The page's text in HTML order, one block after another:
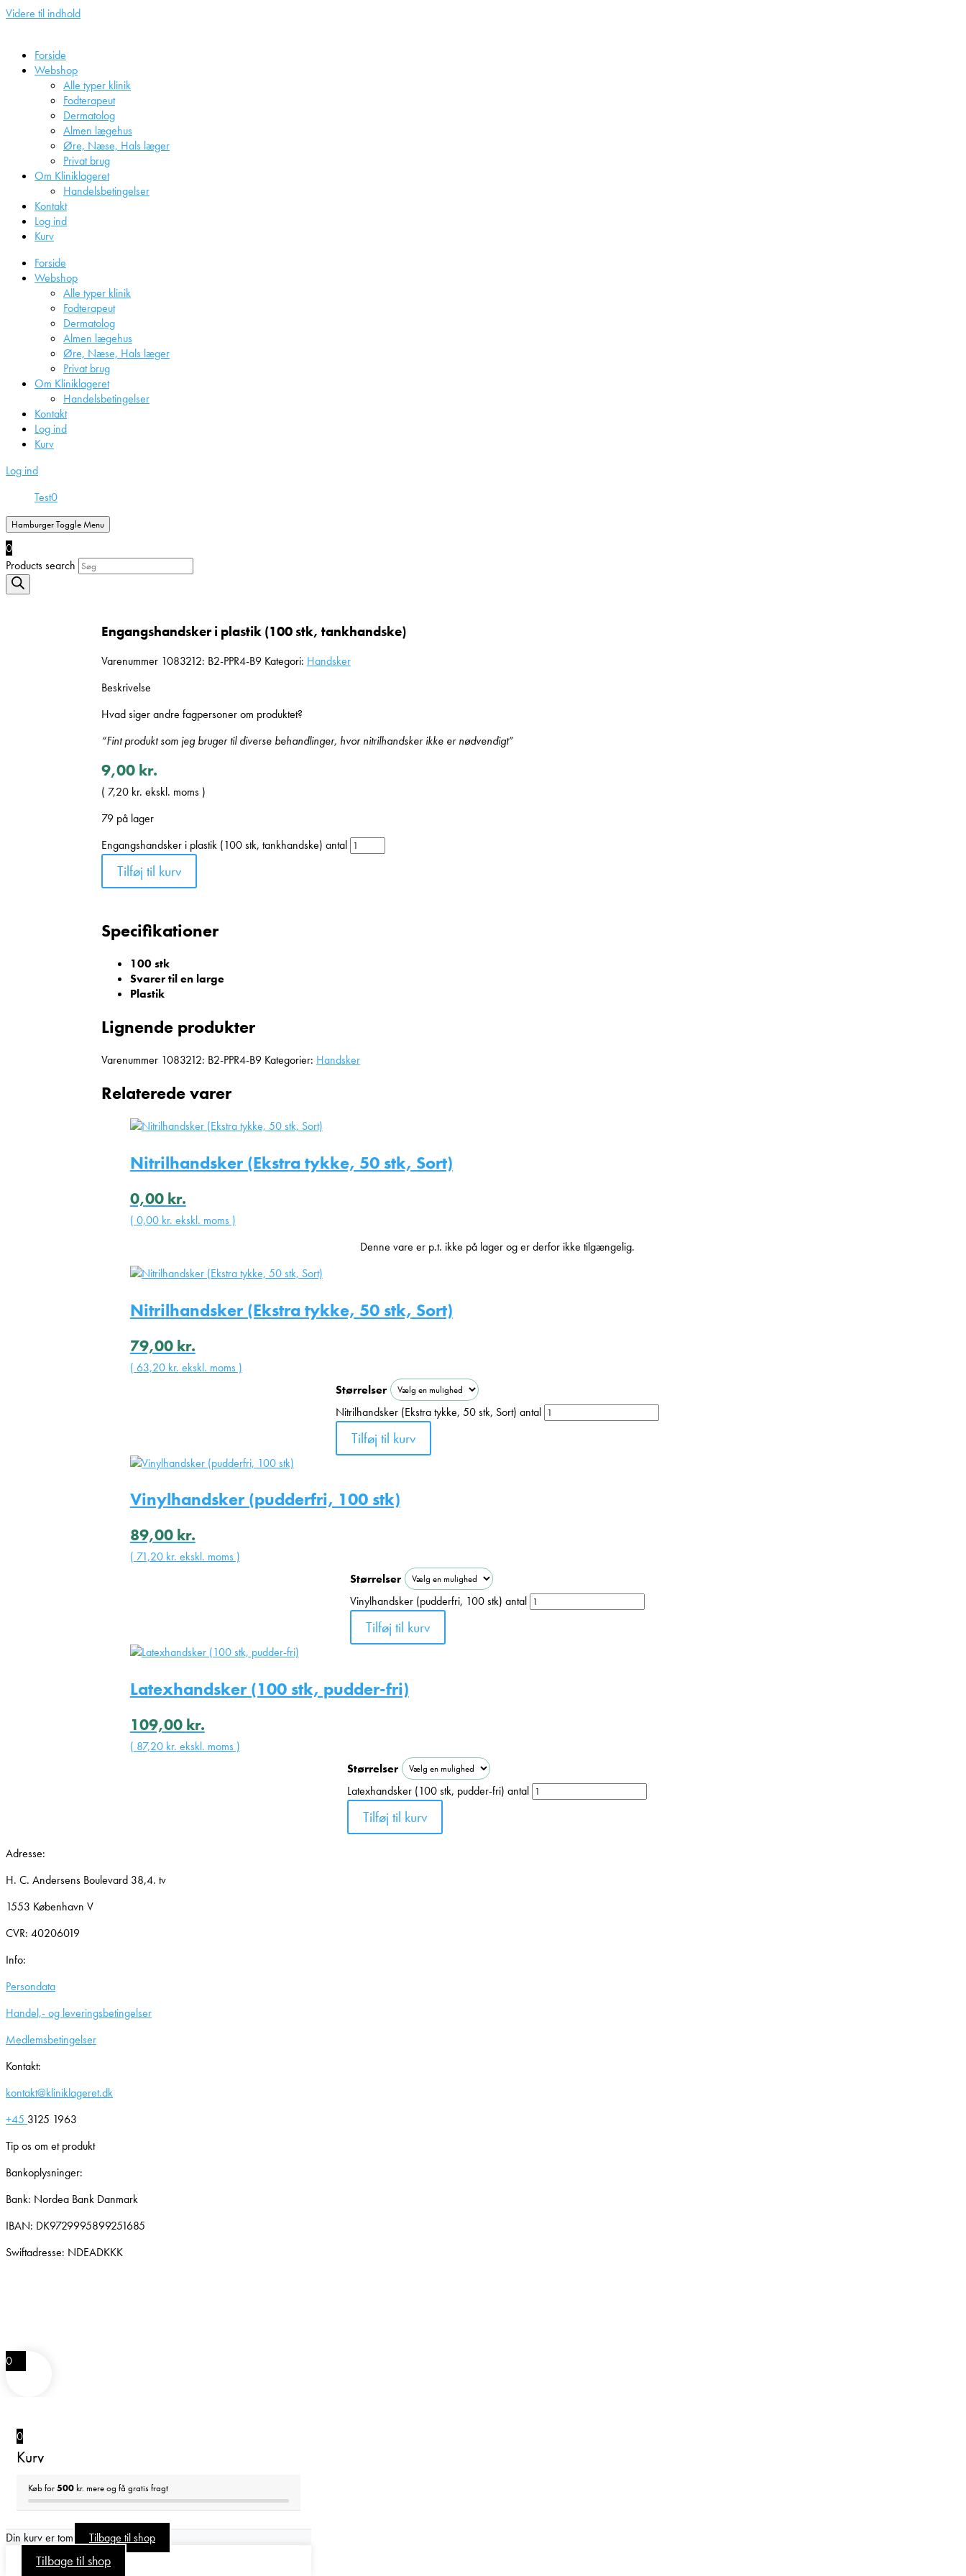
Videre til indhold
Forside
Webshop
Alle typer klinik
Fodterapeut
Dermatolog
Almen lægehus
Øre, Næse, Hals læger
Privat brug
Om Kliniklageret
Handelsbetingelser
Kontakt
Log ind
Kurv
Forside
Webshop
Alle typer klinik
Fodterapeut
Dermatolog
Almen lægehus
Øre, Næse, Hals læger
Privat brug
Om Kliniklageret
Handelsbetingelser
Kontakt
Log ind
Kurv
Log ind
Test0
Hamburger Toggle Menu
0
Products search
Engangshandsker i plastik (100 stk, tankhandske)
Varenummer 1083212: B2-PPR4-B9 Kategori: Handsker
Beskrivelse
Hvad siger andre fagpersoner om produktet?
“Fint produkt som jeg bruger til diverse behandlinger, hvor nitrilhandsker ikke er nødvendigt”
9,00 kr.
( 7,20 kr. ekskl. moms )
79 på lager
Engangshandsker i plastik (100 stk, tankhandske) antal
Tilføj til kurv
Specifikationer
100 stk
Svarer til en large
Plastik
Lignende produkter
Varenummer 1083212: B2-PPR4-B9 Kategorier: Handsker
Relaterede varer
Nitrilhandsker (Ekstra tykke, 50 stk, Sort)
0,00 kr.
( 0,00 kr. ekskl. moms )
Denne vare er p.t. ikke på lager og er derfor ikke tilgængelig.
Nitrilhandsker (Ekstra tykke, 50 stk, Sort)
79,00 kr.
( 63,20 kr. ekskl. moms )
Størrelser
Nitrilhandsker (Ekstra tykke, 50 stk, Sort) antal
Tilføj til kurv
Vinylhandsker (pudderfri, 100 stk)
89,00 kr.
( 71,20 kr. ekskl. moms )
Størrelser
Vinylhandsker (pudderfri, 100 stk) antal
Tilføj til kurv
Latexhandsker (100 stk, pudder-fri)
109,00 kr.
( 87,20 kr. ekskl. moms )
Størrelser
Latexhandsker (100 stk, pudder-fri) antal
Tilføj til kurv
Adresse:
H. C. Andersens Boulevard 38,4. tv
1553 København V
CVR: 40206019
Info:
Persondata
Handel,- og leveringsbetingelser
Medlemsbetingelser
Kontakt:
kontakt@kliniklageret.dk
+45 3125 1963
Tip os om et produkt
Bankoplysninger:
Bank: Nordea Bank Danmark
IBAN: DK9729995899251685
Swiftadresse: NDEADKKK
0
0
Kurv
Køb for500kr. mere og få gratis fragt
Din kurv er tom Tilbage til shop
Tilbage til shop